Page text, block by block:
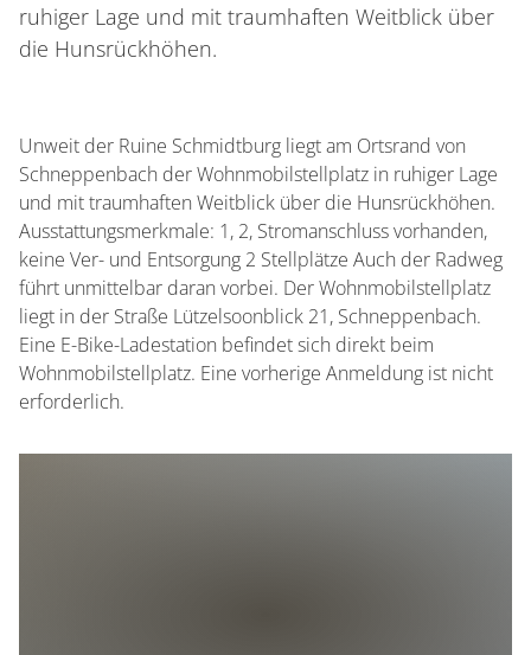
ruhiger Lage und mit traumhaften Weitblick über
die Hunsrückhöhen.
Unweit der Ruine Schmidtburg liegt am Ortsrand von
Schneppenbach der Wohnmobilstellplatz in ruhiger Lage
und mit traumhaften Weitblick über die Hunsrückhöhen.
Ausstattungsmerkmale: 1, 2, Stromanschluss vorhanden,
keine Ver- und Entsorgung 2 Stellplätze Auch der Radweg
führt unmittelbar daran vorbei. Der Wohnmobilstellplatz
liegt in der Straße Lützelsoonblick 21, Schneppenbach.
Eine E-Bike-Ladestation befindet sich direkt beim
Wohnmobilstellplatz. Eine vorherige Anmeldung ist nicht
erforderlich.